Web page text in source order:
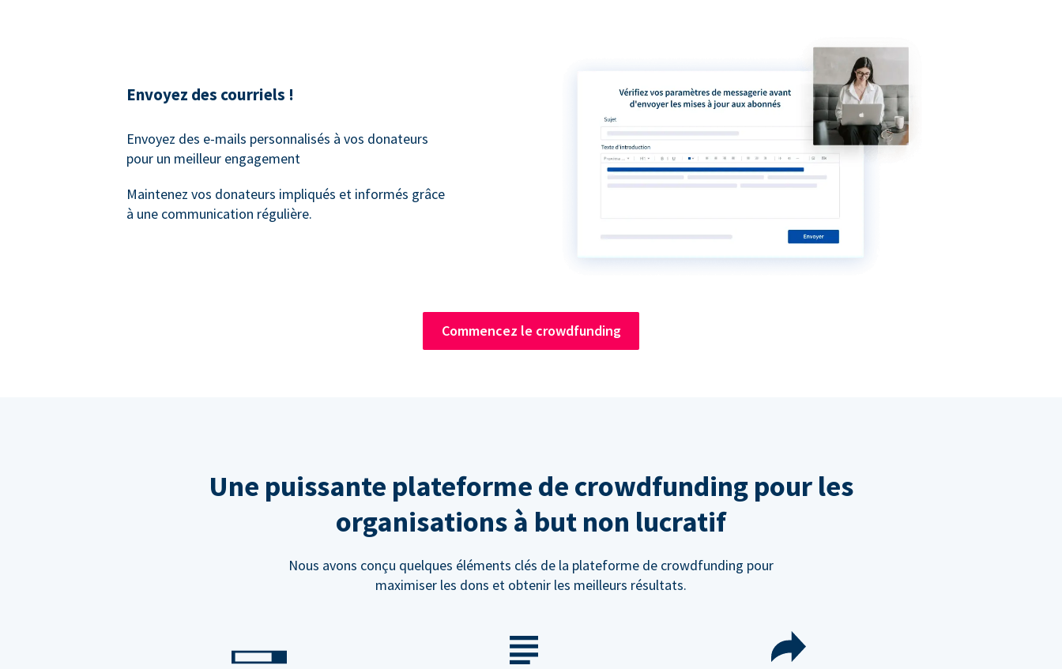
Envoyez des courriels !
Envoyez des e-mails personnalisés à vos donateurs
pour un meilleur engagement
Maintenez vos donateurs impliqués et informés grâce
à une communication régulière.
Commencez le crowdfunding
Une puissante plateforme de crowdfunding pour les
organisations à but non lucratif
Nous avons conçu quelques éléments clés de la plateforme de crowdfunding pour
maximiser les dons et obtenir les meilleurs résultats.